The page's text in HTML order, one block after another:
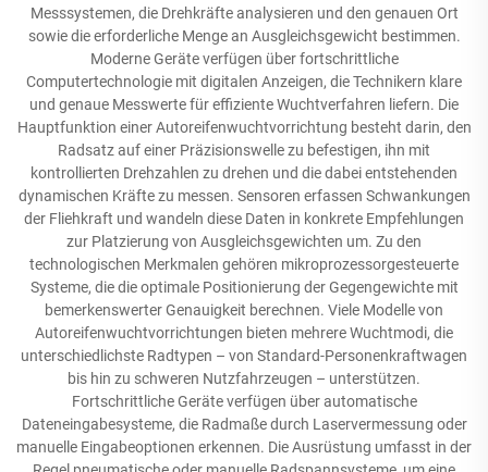
Messsystemen, die Drehkräfte analysieren und den genauen Ort
sowie die erforderliche Menge an Ausgleichsgewicht bestimmen.
Moderne Geräte verfügen über fortschrittliche
Computertechnologie mit digitalen Anzeigen, die Technikern klare
und genaue Messwerte für effiziente Wuchtverfahren liefern. Die
Hauptfunktion einer Autoreifenwuchtvorrichtung besteht darin, den
Radsatz auf einer Präzisionswelle zu befestigen, ihn mit
kontrollierten Drehzahlen zu drehen und die dabei entstehenden
dynamischen Kräfte zu messen. Sensoren erfassen Schwankungen
der Fliehkraft und wandeln diese Daten in konkrete Empfehlungen
zur Platzierung von Ausgleichsgewichten um. Zu den
technologischen Merkmalen gehören mikroprozessorgesteuerte
Systeme, die die optimale Positionierung der Gegengewichte mit
bemerkenswerter Genauigkeit berechnen. Viele Modelle von
Autoreifenwuchtvorrichtungen bieten mehrere Wuchtmodi, die
unterschiedlichste Radtypen – von Standard-Personenkraftwagen
bis hin zu schweren Nutzfahrzeugen – unterstützen.
Fortschrittliche Geräte verfügen über automatische
Dateneingabesysteme, die Radmaße durch Laservermessung oder
manuelle Eingabeoptionen erkennen. Die Ausrüstung umfasst in der